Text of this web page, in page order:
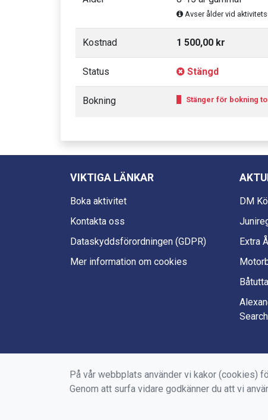
Avser ålder vid
Kostnad 1 500,00 kr
Status Stängd
Bokning Stänger för bokning
VIKTIGA LÄNKAR
Boka aktivitet
Kontakta oss
Dataskyddsförordningen (GDPR)
Mer information om cookies
DM
Extra
På vår webbplats använder vi kakor (cookies)
Genom att surfa vidare godkänner du att vi